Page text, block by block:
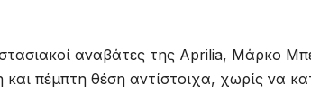
αναβάτες της Aprilia, Μάρκο
και πέμπτη θέση αντίστοιχα, χωρίς να